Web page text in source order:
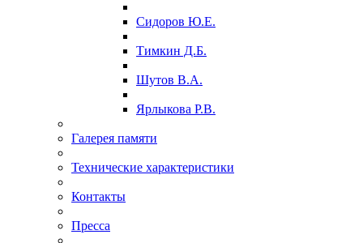
Сидоров Ю.Е.
Тимкин Д.Б.
Шутов В.А.
Ярлыкова Р.В.
Галерея памяти
Технические характеристики
Контакты
Пресса